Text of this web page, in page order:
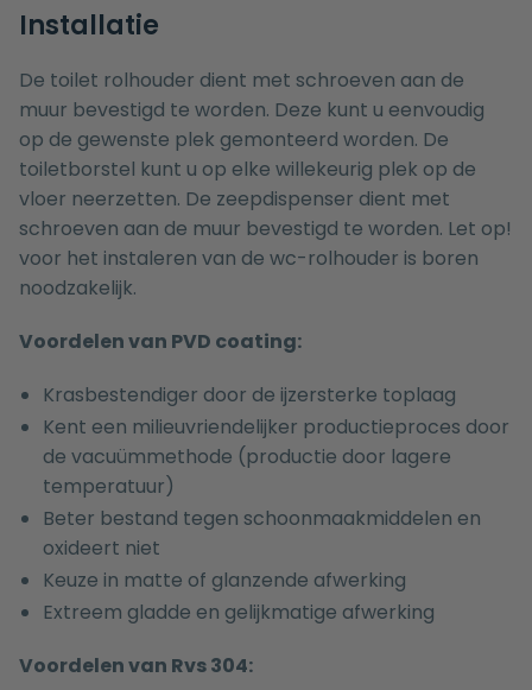
Installatie
De toilet rolhouder dient met schroeven aan de
muur bevestigd te worden. Deze kunt u eenvoudig
op de gewenste plek gemonteerd worden. De
toiletborstel kunt u op elke willekeurig plek op de
vloer neerzetten. De zeepdispenser dient met
schroeven aan de muur bevestigd te worden. Let op!
voor het instaleren van de wc-rolhouder is boren
noodzakelijk.
Voordelen van PVD coating:
Krasbestendiger door de ijzersterke toplaag
Kent een milieuvriendelijker productieproces door
de vacuümmethode (productie door lagere
temperatuur)
Beter bestand tegen schoonmaakmiddelen en
oxideert niet
Keuze in matte of glanzende afwerking
Extreem gladde en gelijkmatige afwerking
Voordelen van Rvs 304: